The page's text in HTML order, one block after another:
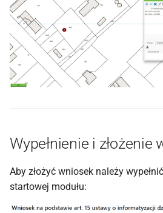
Wypełnienie i złożenie
Aby złożyć wniosek należy
startowej modułu: